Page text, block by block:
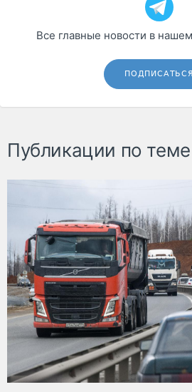
Все главные новости в
ПОДПИСАТЬСЯ
Публикации по теме